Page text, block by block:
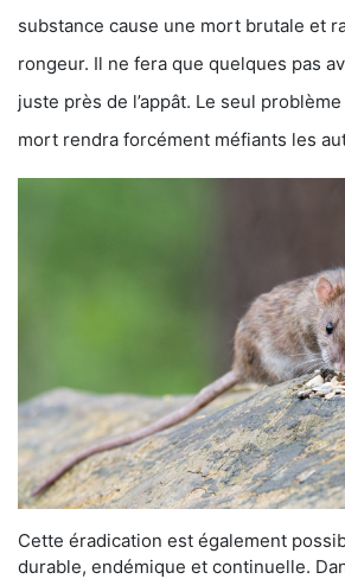
substance cause une mort brutale et
rongeur. Il ne fera que quelques pas
juste près de l’appât. Le seul
mort rendra forcément méfiants les
Cette éradication est également
durable, endémique et continuelle.